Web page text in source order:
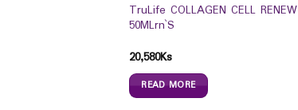
TruLife COLLAGEN CELL RENEW
50MLrn`S
20,580Ks
READ MORE